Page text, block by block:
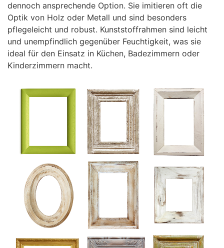
dennoch ansprechende Option. Sie imitieren oft die
Optik von Holz oder Metall und sind besonders
pflegeleicht und robust. Kunststoffrahmen sind leicht
und unempfindlich gegenüber Feuchtigkeit, was sie
ideal für den Einsatz in Küchen, Badezimmern oder
Kinderzimmern macht.